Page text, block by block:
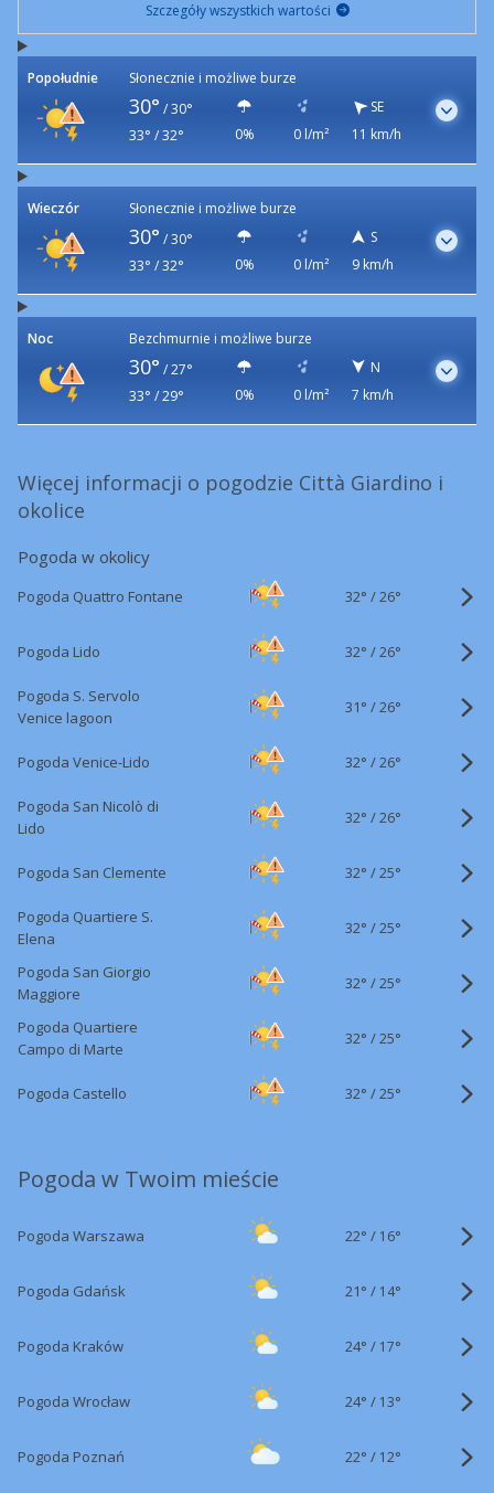
Szczegóły wszystkich wartości
Popołudnie Słonecznie i możliwe burze
30° / 30°
33° / 32°
0% 0 l/m²
SE
11 km/h
Wieczór Słonecznie i możliwe burze
30° / 30°
33° / 32°
0% 0 l/m²
S
9 km/h
Noc Bezchmurnie i możliwe burze
30° / 27°
33° / 29°
0% 0 l/m²
N
7 km/h
Więcej informacji o pogodzie Città Giardino i
okolice
Pogoda w okolicy
Pogoda Quattro Fontane 32° /26°
Pogoda Lido 32° /26°
Pogoda S. Servolo
Venice lagoon
31° /26°
Pogoda Venice-Lido 32° /26°
Pogoda San Nicolò di
Lido
32° /26°
Pogoda San Clemente 32° /25°
Pogoda Quartiere S.
Elena
32° /25°
Pogoda San Giorgio
Maggiore
32° /25°
Pogoda Quartiere
Campo di Marte
32° /25°
Pogoda Castello 32° /25°
Pogoda w Twoim mieście
Pogoda Warszawa 22° / 16°
Pogoda Gdańsk 21° / 14°
Pogoda Kraków 24° / 17°
Pogoda Wrocław 24° / 13°
Pogoda Poznań 22° / 12°